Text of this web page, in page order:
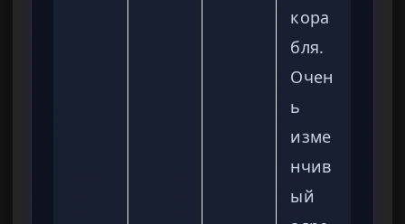
кора
бля.
Очен
ь
изме
нчив
ый